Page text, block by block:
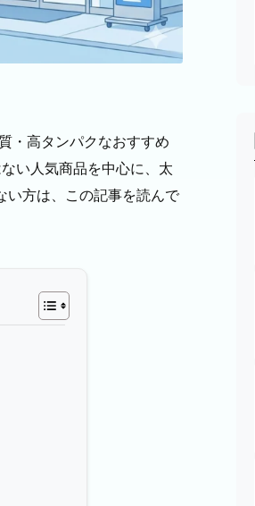
・高タンパクなおすすめ
い人気商品を中心に、太
い方は、この記事を読んで